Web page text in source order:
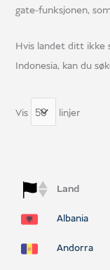
gate-funksjonen,
Hvis landet ditt ikke
Indonesia, kan du
Vis linjer
Land
Albania
Andorra